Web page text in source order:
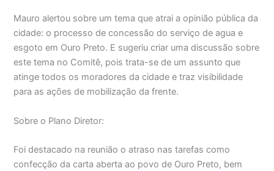
Mauro alertou sobre um tema que atrai a opinião pública da
cidade: o processo de concessão do serviço de agua e
esgoto em Ouro Preto. E sugeriu criar uma discussão sobre
este tema no Comitê, pois trata-se de um assunto que
atinge todos os moradores da cidade e traz visibilidade
para as ações de mobilização da frente.
Sobre o Plano Diretor:
Foi destacado na reunião o atraso nas tarefas como
confecção da carta aberta ao povo de Ouro Preto, bem